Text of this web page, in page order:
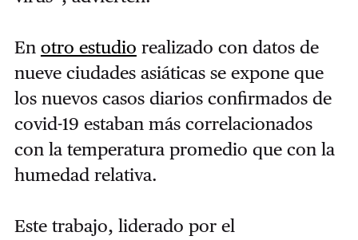
En otro estudio realizado con datos de
nueve ciudades asiáticas se expone que
los nuevos casos diarios confirmados de
covid-19 estaban más correlacionados
con la temperatura promedio que con la
humedad relativa.
Este trabajo, liderado por el